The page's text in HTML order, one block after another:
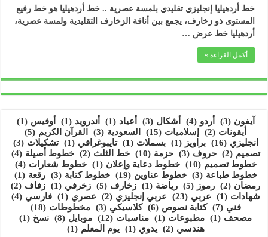
خط أردهيليا إنجليزي تقليدي بلمسة عصرية .. خط أردهيليا هو خط رفيع
المستوى ذو زخارف، يجمع بين أناقة الزخارف التقليدية ولمسة عصرية،
أردهيليا خط عرض …
أكمل القراءة »
آيفون (3) أردو (4) أشكال (3) أعياد (1) أندرويد (1) أوفيس (1)
أيقونات (2) إسلاميات (15) السعودية (3) القرآن الكريم (5)
انجليزي (16) براويز (1) بسملات (1) تايبوغرافي (1) تشكيلات (3)
تصميم (2) حروف (3) حزمة (10) خط الثلث (2) خطوط أصيلة (4)
خطوط تصميم (10) خطوط دعاية وإعلان (1) خطوط شعارات (4)
خطوط طباعة (3) خطوط عناوين (19) خطوط كتابة (3) رقعة (1)
رمضان (2) رموز (5) رياضة (1) زخارف (5) زخرفي (1) زفاف (2)
شهادات (1) عربي (23) عربي إنجليزي (2) عصري (1) فارسي (4)
فني (7) كتابة نصوص (6) كلاسيكي (3) مخطوطات (18)
مصحف (1) مطبوعات (1) مناسبات (12) موبايل (8) نسخ (1)
هندسي (2) يدوي (1) يوم المعلم (1)